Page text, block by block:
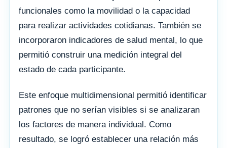
funcionales como la movilidad o la capacidad
para realizar actividades cotidianas. También se
incorporaron indicadores de salud mental, lo que
permitió construir una medición integral del
estado de cada participante.
Este enfoque multidimensional permitió identificar
patrones que no serían visibles si se analizaran
los factores de manera individual. Como
resultado, se logró establecer una relación más